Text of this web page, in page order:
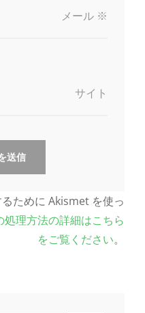
メール ※
サイト
ために Akismet を使っ
処理方法の詳細はこちら
をご覧ください。